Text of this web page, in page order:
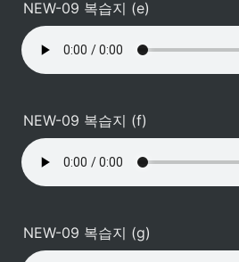
NEW-09 복습지 (e)
NEW-09 복습지 (f)
NEW-09 복습지 (g)